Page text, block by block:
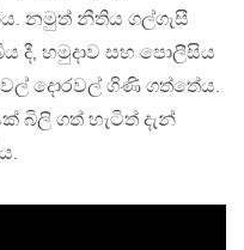
නමුත් නීතිය ගල්ගැසී
දී, හමුදාව සහ පොලීසිය
දොරවල් ගිණි ගත්තේය.
බිලි ගත් හැටිත් දැන්